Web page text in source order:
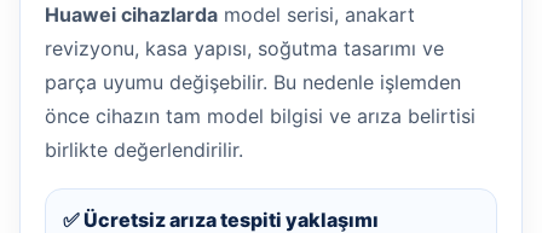
Huawei cihazlarda model serisi, anakart
revizyonu, kasa yapısı, soğutma tasarımı ve
parça uyumu değişebilir. Bu nedenle işlemden
önce cihazın tam model bilgisi ve arıza belirtisi
birlikte değerlendirilir.
✅ Ücretsiz arıza tespiti yaklaşımı